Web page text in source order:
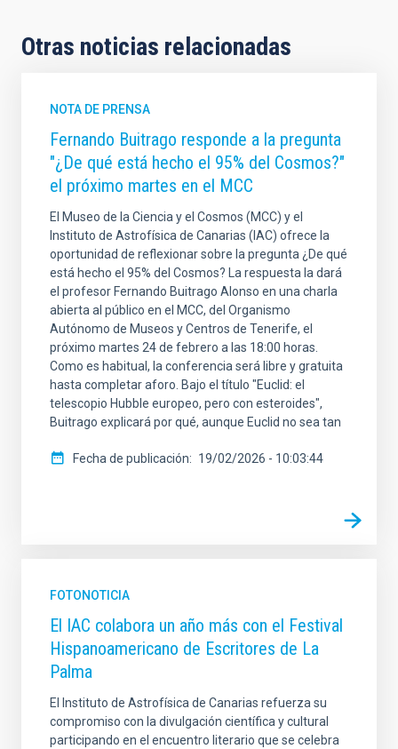
Otras noticias relacionadas
NOTA DE PRENSA
Fernando Buitrago responde a la pregunta
"¿De qué está hecho el 95% del Cosmos?"
el próximo martes en el MCC
El Museo de la Ciencia y el Cosmos (MCC) y el
Instituto de Astrofísica de Canarias (IAC) ofrece la
oportunidad de reflexionar sobre la pregunta ¿De qué
está hecho el 95% del Cosmos? La respuesta la dará
el profesor Fernando Buitrago Alonso en una charla
abierta al público en el MCC, del Organismo
Autónomo de Museos y Centros de Tenerife, el
próximo martes 24 de febrero a las 18:00 horas.
Como es habitual, la conferencia será libre y gratuita
hasta completar aforo. Bajo el título "Euclid: el
telescopio Hubble europeo, pero con esteroides",
Buitrago explicará por qué, aunque Euclid no sea tan
Fecha de publicación 19/02/2026 - 10:03:44
FOTONOTICIA
El IAC colabora un año más con el Festival
Hispanoamericano de Escritores de La
Palma
El Instituto de Astrofísica de Canarias refuerza su
compromiso con la divulgación científica y cultural
participando en el encuentro literario que se celebra